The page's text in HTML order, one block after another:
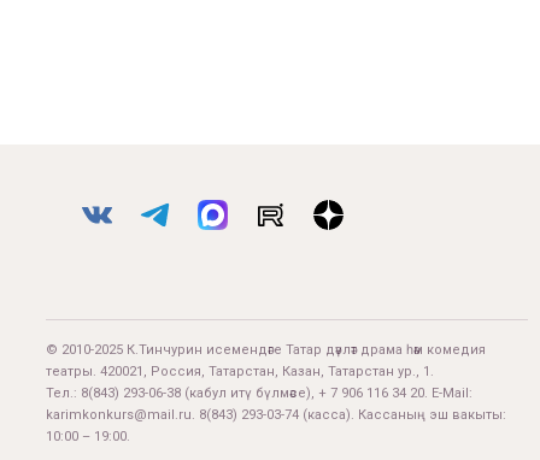
© 2010-2025 К.Тинчурин исемендәге Татар дәүләт драма һәм комедия
театры. 420021, Россия, Татарстан, Казан, Татарстан ур., 1.
Тел.: 8(843) 293-06-38 (кабул итү бүлмәсе), + 7 906 116 34 20. E-Mail:
karimkonkurs@mail.ru. 8(843) 293-03-74 (касса). Кассаның эш вакыты:
10:00 – 19:00.